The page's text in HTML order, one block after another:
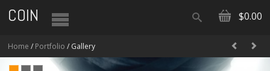
COIN $0.00
Home / Portfolio / Gallery